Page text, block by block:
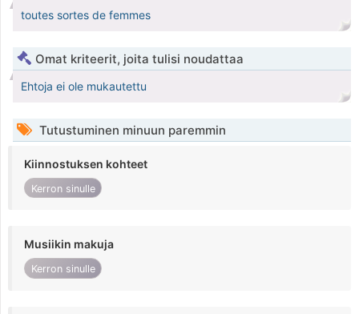
toutes sortes de femmes
Omat kriteerit, joita tulisi noudattaa
Ehtoja ei ole mukautettu
Tutustuminen minuun paremmin
Kiinnostuksen kohteet
Kerron sinulle
Musiikin makuja
Kerron sinulle